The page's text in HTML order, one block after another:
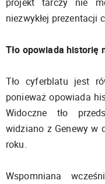
niezwykłej prezentacji
Tło opowiada historię
Tło cyferblatu jest
ponieważ opowiada
Widoczne tło
widziano z Genewy w
roku.
Wspomniana